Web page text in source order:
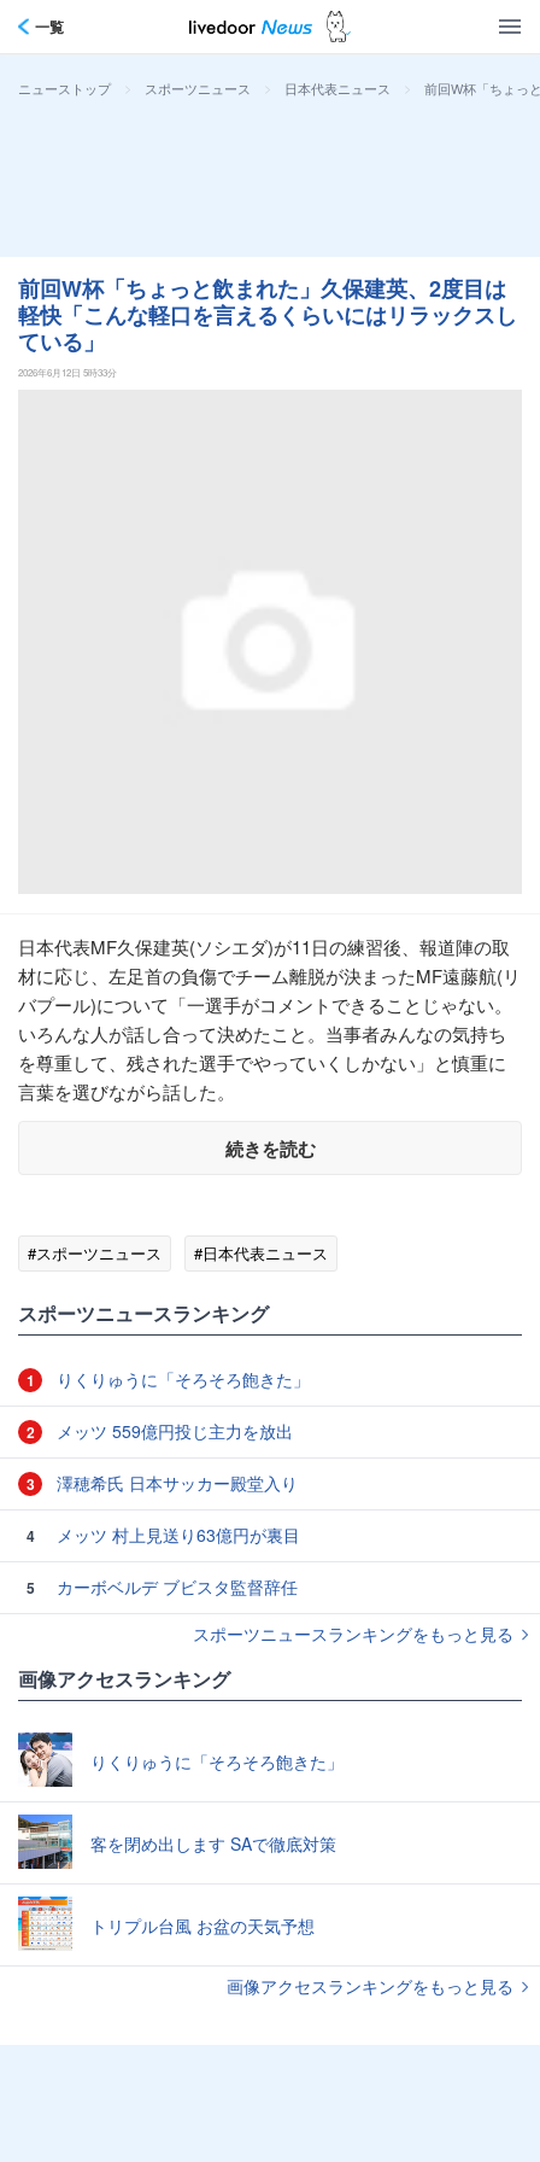
一覧
ニューストップ > スポーツニュース > 日本代表ニュース > 前回W杯「ちょっ
前回W杯「ちょっと飲まれた」久保建英、2度目は
軽快「こんな軽口を言えるくらいにはリラックスし
ている」
2026年6月12日 5時33分
日本代表MF久保建英(ソシエダ)が11日の練習後、報道陣の取
材に応じ、左足首の負傷でチーム離脱が決まったMF遠藤航(リ
バプール)について「一選手がコメントできることじゃない。
いろんな人が話し合って決めたこと。当事者みんなの気持ち
を尊重して、残された選手でやっていくしかない」と慎重に
言葉を選びながら話した。
続きを読む
#スポーツニュース #日本代表ニュース
スポーツニュースランキング
1 りくりゅうに「そろそろ飽きた」
2 メッツ 559億円投じ主力を放出
3 澤穂希氏 日本サッカー殿堂入り
4 メッツ 村上見送り63億円が裏目
5
カーボベルデ ブビスタ監督辞任
スポーツニュースランキングをもっと見る
画像アクセスランキング
りくりゅうに「そろそろ飽きた」
客を閉め出します SAで徹底対策
トリプル台風 お盆の天気予想
画像アクセスランキングをもっと見る